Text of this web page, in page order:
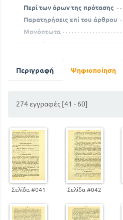
Περί των όρων της πρότασης
Παρατηρήσεις επί του άρθρου
Μονόπτωτα
Επιρρήματα
Σύνδεση των προτάσεων
Ενεργητικά ρήματα
Απαρέμφατο
Περιγραφή Ψηφιοποίηση
274 εγγραφές [41 - 60]
Σελίδα #041 Σελίδα #042